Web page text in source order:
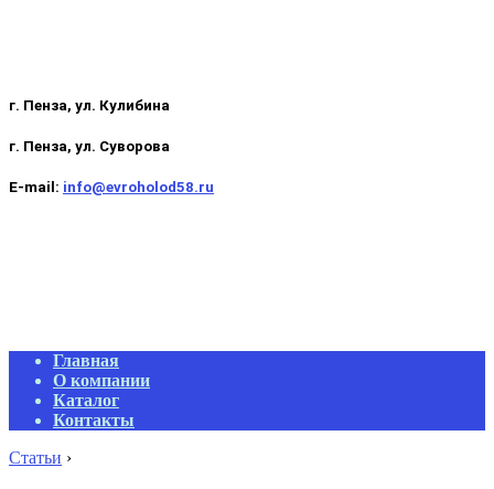
г. Пенза, ул. Кулибина
г. Пенза, ул. Суворова
E-mail: info@evroholod58.ru
Primary
Navigation
Menu
Главная
О компании
Каталог
Контакты
Статьи ›